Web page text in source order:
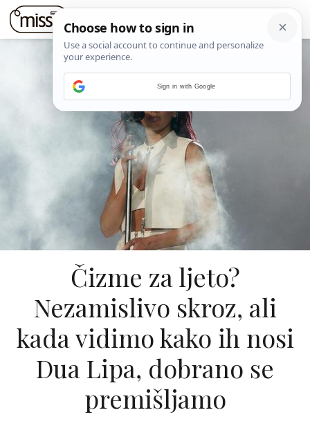
Čizme za ljeto?
Nezamislivo skroz, ali
kada vidimo kako ih nosi
Dua Lipa, dobrano se
premišljamo
Sign in with Google